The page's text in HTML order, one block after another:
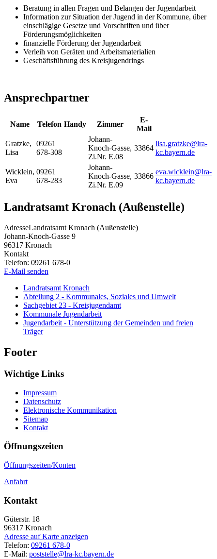
Beratung in allen Fragen und Belangen der Jugendarbeit
Information zur Situation der Jugend in der Kommune, über
einschlägige Gesetze und Vorschriften und über
Förderungsmöglichkeiten
finanzielle Förderung der Jugendarbeit
Verleih von Geräten und Arbeitsmaterialien
Geschäftsführung des Kreisjugendrings
Ansprechpartner
Name Telefon Handy Zimmer
E-
Mail
Gratzke,
Lisa
09261
678-308
Johann-
Knoch-Gasse,
Zi.Nr. E.08
33864
lisa.gratzke@lra-
kc.bayern.de
Wicklein,
Eva
09261
678-283
Johann-
Knoch-Gasse,
Zi.Nr. E.09
33866
eva.wicklein@lra-
kc.bayern.de
Landratsamt Kronach (Außenstelle)
AdresseLandratsamt Kronach (Außenstelle)
Johann-Knoch-Gasse 9
96317 Kronach
Kontakt
Telefon: 09261 678-0
E-Mail senden
Landratsamt Kronach
Abteilung 2 - Kommunales, Soziales und Umwelt
Sachgebiet 23 - Kreisjugendamt
Kommunale Jugendarbeit
Jugendarbeit - Unterstützung der Gemeinden und freien
Träger
Footer
Wichtige Links
Impressum
Datenschutz
Elektronische Kommunikation
Sitemap
Kontakt
Öffnungszeiten
Öffnungszeiten/Konten
Anfahrt
Kontakt
Güterstr. 18
96317 Kronach
Adresse auf Karte anzeigen
Telefon: 09261 678-0
E-Mail: poststelle@lra-kc.bayern.de